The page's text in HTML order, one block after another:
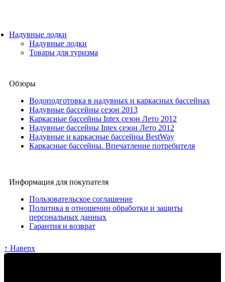
Надувные лодки
Надувные лодки
Товары для туризма
Обзоры
Водоподготовка в надувных и каркасных бассейнах
Надувные бассейны сезон 2013
Каркасные бассейны Intex сезон Лето 2012
Надувные бассейны Intex сезон Лето 2012
Надувные и каркасные бассейны BestWay
Каркасные бассейны. Впечатление потребителя
Информация для покупателя
Пользовательское соглашение
Политика в отношении обработки и защиты
персональных данных
Гарантия и возврат
↑ Наверх